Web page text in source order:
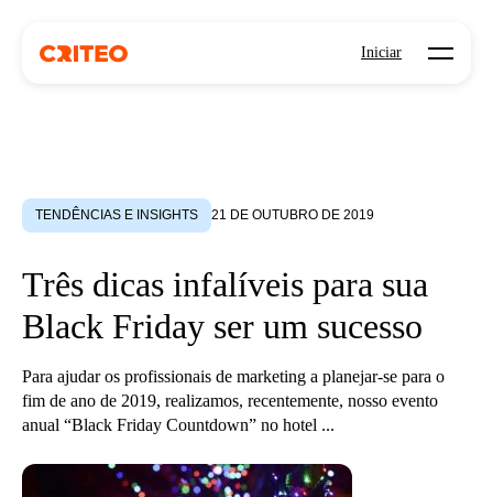
Iniciar Open
TENDÊNCIAS E INSIGHTS 21 DE OUTUBRO DE 2019
Três dicas infalíveis para sua
Black Friday ser um sucesso
Para ajudar os profissionais de marketing a planejar-se para o
fim de ano de 2019, realizamos, recentemente, nosso evento
anual “Black Friday Countdown” no hotel ...